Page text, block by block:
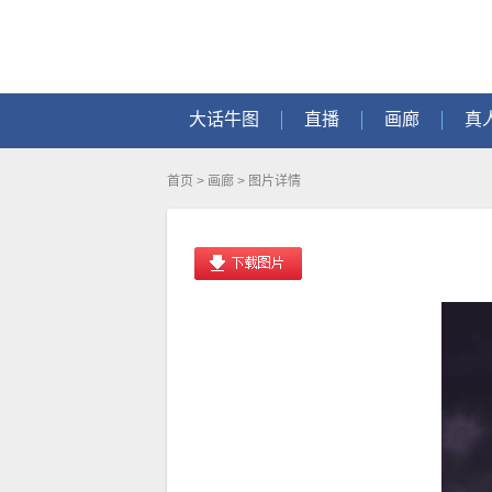
大话牛图 直播 画廊 真
首页 > 画廊 > 图片详情